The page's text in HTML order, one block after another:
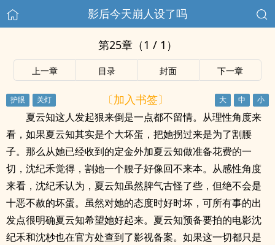
影后今天崩人设了吗
第25章（1 / 1）
上一章 目录 封面 下一章
〔加入书签〕
夏云知这人发起狠来倒是一点都不留情。从理性角度来
看，如果夏云知其实是个大坏蛋，把她拐过来是为了割腰
子。那么从她已经收到的定金外加夏云知做准备花费的一
切，沈纪禾觉得，割她一个腰子好像回不来本。从感性角度
来看，沈纪禾认为，夏云知虽然脾气古怪了些，但绝不会是
十恶不赦的坏蛋。虽然对她的态度时好时坏，可所有事的出
发点很明确夏云知希望她好起来。夏云知预备要拍的电影沈
纪禾和沈杪也在官方处查到了影视备案。如果这一切都只是